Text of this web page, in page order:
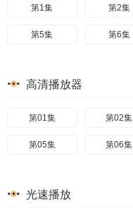
第1集 第2集
第5集 第6集
高清播放器
第01集 第02集
第05集 第06集
光速播放